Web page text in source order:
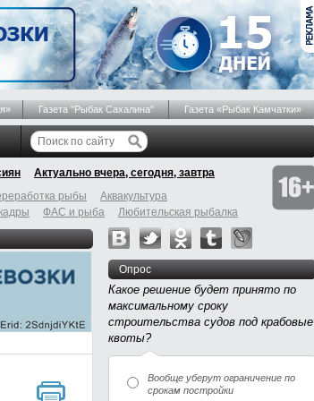
Газета "Рыбак Сахалина" Газета «Рыбак Камчатки»
Актуально вчера, сегодня, завтра
рыбы
Аквакультура
ФАС и рыба Любительская рыбалка
Опрос
Какое решение будет принято по
максимальному сроку
строительства судов под крабовые
квоты?
Вообще уберут ограничение по
срокам постройки